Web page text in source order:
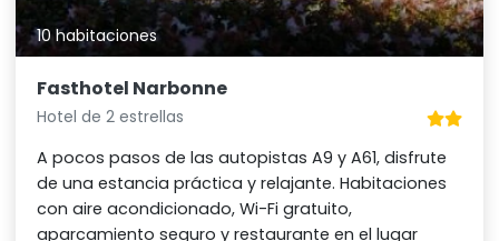
10 habitaciones
Fasthotel Narbonne
Hotel de 2 estrellas
A pocos pasos de las autopistas A9 y A61, disfrute
de una estancia práctica y relajante. Habitaciones
con aire acondicionado, Wi-Fi gratuito,
aparcamiento seguro y restaurante en el lugar